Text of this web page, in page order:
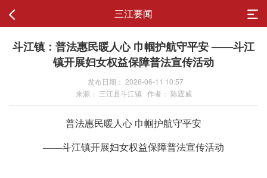
三江要闻
斗江镇：普法惠民暖人心 巾帼护航守平安 ——斗江
镇开展妇女权益保障普法宣传活动
发布日期： 2026-06-11 10:57
来源： 三江县斗江镇 作者： 陈霆威
普法惠民暖人心 巾帼护航守平安
——斗江镇开展妇女权益保障普法宣传活动